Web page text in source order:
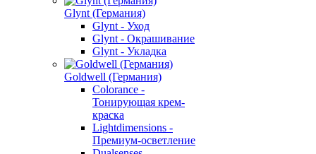
Glynt (Германия)
Glynt - Уход
Glynt - Окрашивание
Glynt - Укладка
Goldwell (Германия)
Colorance -
Тонирующая крем-
краска
Lightdimensions -
Премиум-осветление